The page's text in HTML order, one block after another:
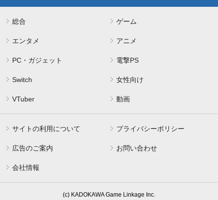
総合 ゲーム
エンタメ アニメ
PC・ガジェット 電撃PS
Switch 女性向け
VTuber 動画
サイトの利用について プライバシーポリシー
広告のご案内 お問い合わせ
会社情報
(c) KADOKAWA Game Linkage Inc.